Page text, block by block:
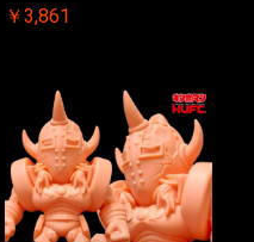
￥3,861